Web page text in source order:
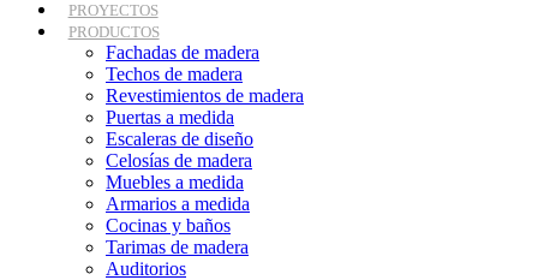
PROYECTOS
PRODUCTOS
Fachadas de madera
Techos de madera
Revestimientos de madera
Puertas a medida
Escaleras de diseño
Celosías de madera
Muebles a medida
Armarios a medida
Cocinas y baños
Tarimas de madera
Auditorios